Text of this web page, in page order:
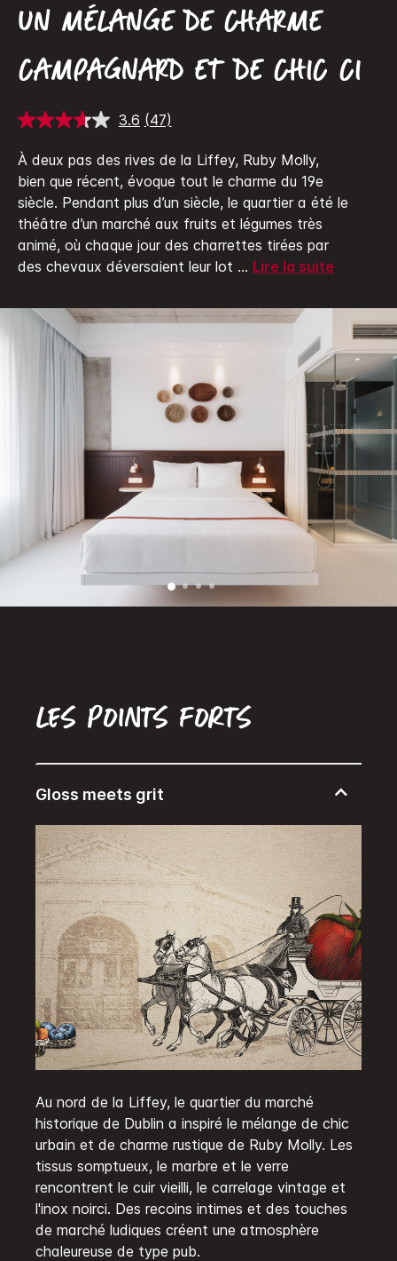
UN MÉLANGE DE CHARME
CAMPAGNARD ET DE CHIC CI
3.6 Lire
avis.
Lien
sur
la
même
page.
(47)
À deux pas des rives de la Liffey, Ruby Molly,
bien que récent, évoque tout le charme du 19e
siècle. Pendant plus d’un siècle, le quartier a été le
théâtre d’un marché aux fruits et légumes très
animé, où chaque jour des charrettes tirées par
des chevaux déversaient leur lot ... Lire la suite
Les points forts
Au nord de la Liffey, le quartier du marché
historique de Dublin a inspiré le mélange de chic
urbain et de charme rustique de Ruby Molly. Les
tissus somptueux, le marbre et le verre
rencontrent le cuir vieilli, le carrelage vintage et
l'inox noirci. Des recoins intimes et des touches
de marché ludiques créent une atmosphère
chaleureuse de type pub.